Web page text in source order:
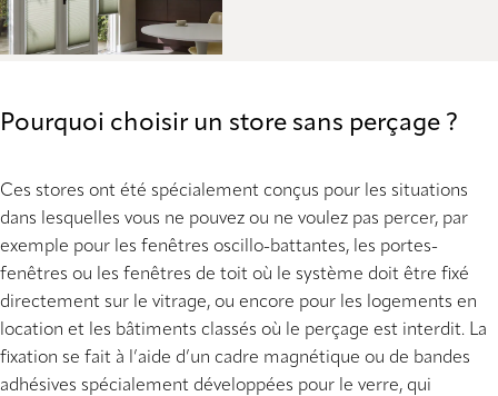
Pourquoi choisir un store sans perçage ?
Ces stores ont été spécialement conçus pour les situations
dans lesquelles vous ne pouvez ou ne voulez pas percer, par
exemple pour les fenêtres oscillo-battantes, les portes-
fenêtres ou les fenêtres de toit où le système doit être fixé
directement sur le vitrage, ou encore pour les logements en
location et les bâtiments classés où le perçage est interdit. La
fixation se fait à l’aide d’un cadre magnétique ou de bandes
adhésives spécialement développées pour le verre, qui